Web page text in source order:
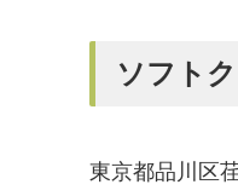
ソフト
東京都品川区